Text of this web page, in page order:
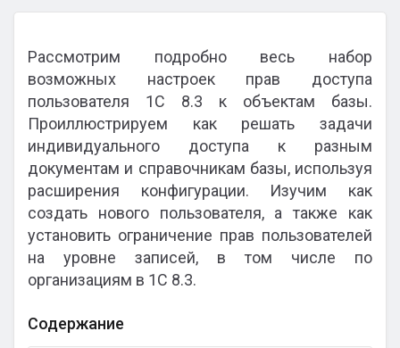
Рассмотрим подробно весь набор
возможных настроек прав доступа
пользователя 1С 8.3 к объектам базы.
Проиллюстрируем как решать задачи
индивидуального доступа к разным
документам и справочникам базы, используя
расширения конфигурации. Изучим как
создать нового пользователя, а также как
установить ограничение прав пользователей
на уровне записей, в том числе по
организациям в 1С 8.3.
Содержание